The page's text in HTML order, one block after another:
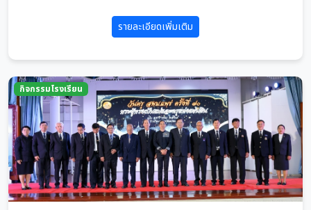
รายละเอียดเพิ่มเติม
กิจกรรมโรงเรียน